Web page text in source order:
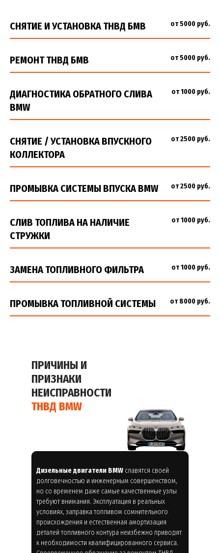
СНЯТИЕ И УСТАНОВКА ТНВД БМВ от 5000 руб.
РЕМОНТ ТНВД БМВ от 5000 руб.
ДИАГНОСТИКА ОБРАТНОГО СЛИВА
BMW
от 1000 руб.
СНЯТИЕ / УСТАНОВКА ВПУСКНОГО
КОЛЛЕКТОРА
от 2500 руб.
ПРОМЫВКА СИСТЕМЫ ВПУСКА BMW от 2500 руб.
СЛИВ ТОПЛИВА НА НАЛИЧИЕ
СТРУЖКИ
от 1000 руб.
ЗАМЕНА ТОПЛИВНОГО ФИЛЬТРА от 1000 руб.
ПРОМЫВКА ТОПЛИВНОЙ СИСТЕМЫ от 8000 руб.
ПРИЧИНЫ И
ПРИЗНАКИ
НЕИСПРАВНОСТИ
ТНВД BMW
Дизельные двигатели BMW славятся своей
долговечностью и инженерным совершенством,
но со временем даже самые качественные узлы
требуют внимания. Эксплуатация в реальных
условиях, заправка топливом сомнительного
происхождения и естественная амортизация
деталей топливного контура неизбежно приводят
к необходимости квалифицированного сервиса.